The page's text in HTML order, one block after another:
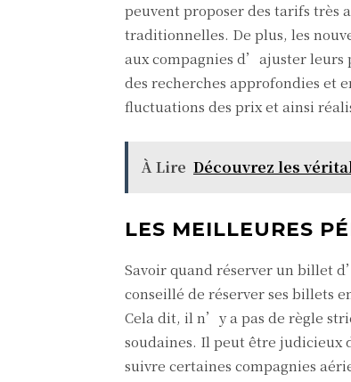
peuvent proposer des tarifs très
traditionnelles. De plus, les
aux compagnies d’ajuster leurs
des recherches approfondies et
fluctuations des prix et ainsi
À Lire Découvrez les
LES MEILLEURES
Savoir quand réserver un billet
conseillé de réserver ses billets
Cela dit, il n’y a pas de règle
soudaines. Il peut être judicieux
suivre certaines compagnies